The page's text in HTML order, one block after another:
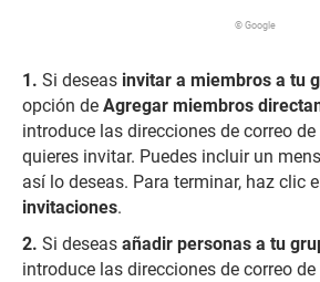
© Google
Si deseas invitar a miembros a tu
opción de Agregar miembros
introduce las direcciones de correo
quieres invitar. Puedes incluir un
así lo deseas. Para terminar, haz clic
invitaciones.
Si deseas añadir personas a tu
introduce las direcciones de correo